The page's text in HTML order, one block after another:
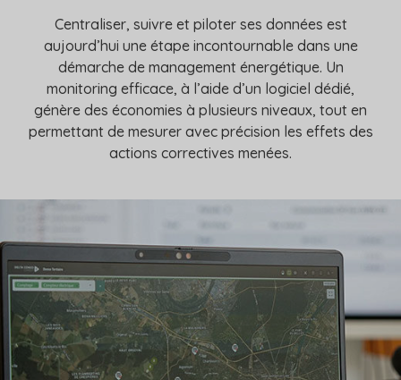
Centraliser, suivre et piloter ses données est
aujourd’hui une étape incontournable dans une
démarche de management énergétique. Un
monitoring efficace, à l’aide d’un logiciel dédié,
génère des économies à plusieurs niveaux, tout en
permettant de mesurer avec précision les effets des
actions correctives menées.